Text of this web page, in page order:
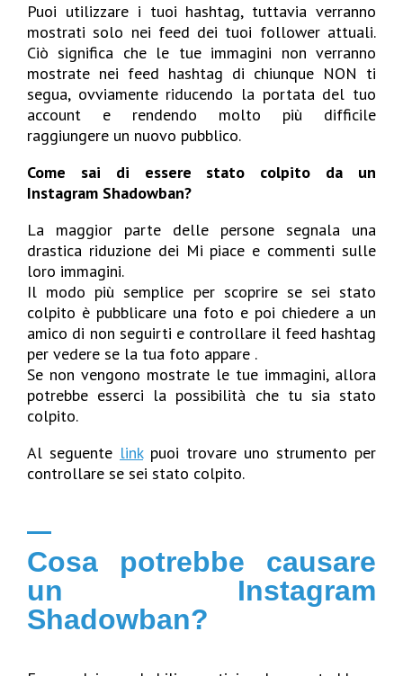
Puoi utilizzare i tuoi hashtag, tuttavia verranno
mostrati solo nei feed dei tuoi follower attuali.
Ciò significa che le tue immagini non verranno
mostrate nei feed hashtag di chiunque NON ti
segua, ovviamente riducendo la portata del tuo
account e rendendo molto più difficile
raggiungere un nuovo pubblico.
Come sai di essere stato colpito da un
Instagram Shadowban?
La maggior parte delle persone segnala una
drastica riduzione dei Mi piace e commenti sulle
loro immagini.
Il modo più semplice per scoprire se sei stato
colpito è pubblicare una foto e poi chiedere a un
amico di non seguirti e controllare il feed hashtag
per vedere se la tua foto appare .
Se non vengono mostrate le tue immagini, allora
potrebbe esserci la possibilità che tu sia stato
colpito.
Al seguente linkpuoi trovare uno strumento per
controllare se sei stato colpito.
Cosa potrebbe causare
un Instagram
Shadowban?